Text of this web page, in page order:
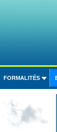
FORMALITÉS